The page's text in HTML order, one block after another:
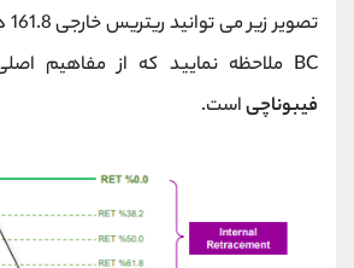
BC ملاحظه نمایید که از مفاهیم اصلی
فیبوناچیاست.